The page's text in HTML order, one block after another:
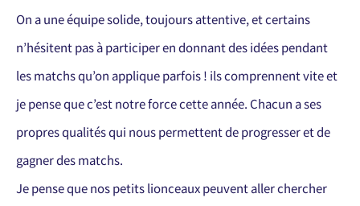
On a une équipe solide, toujours attentive, et certains
n’hésitent pas à participer en donnant des idées pendant
les matchs qu’on applique parfois ! ils comprennent vite et
je pense que c’est notre force cette année. Chacun a ses
propres qualités qui nous permettent de progresser et de
gagner des matchs.
Je pense que nos petits lionceaux peuvent aller chercher